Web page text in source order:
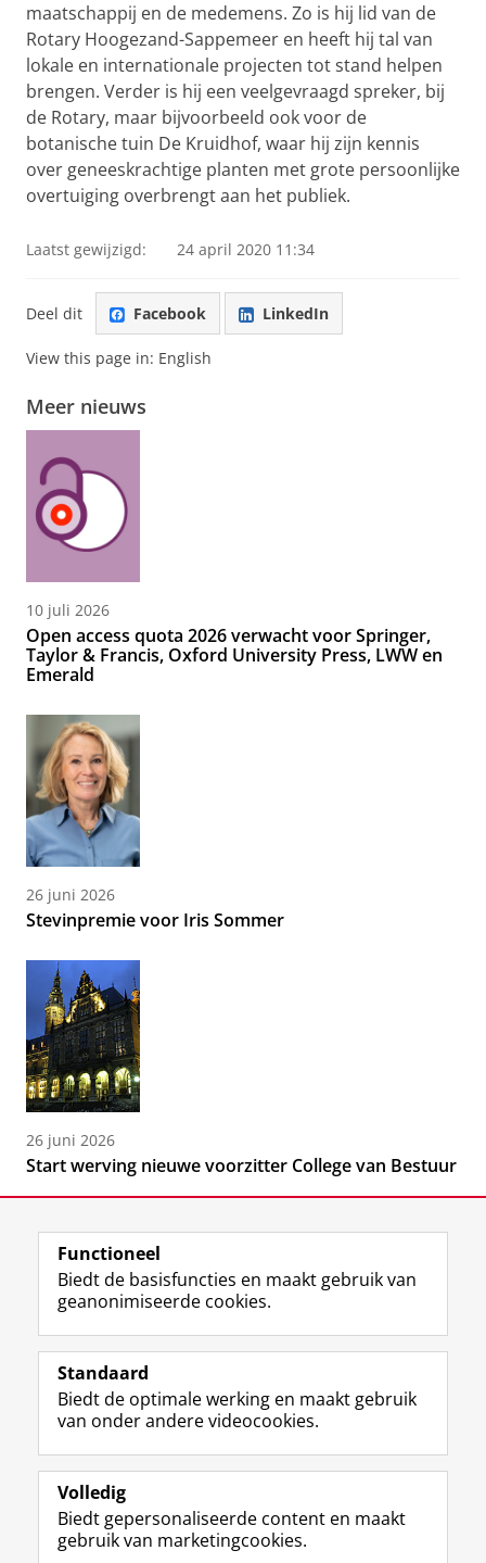
maatschappij en de medemens. Zo is hij lid van de
Rotary Hoogezand-Sappemeer en heeft hij tal van
lokale en internationale projecten tot stand helpen
brengen. Verder is hij een veelgevraagd spreker, bij
de Rotary, maar bijvoorbeeld ook voor de
botanische tuin De Kruidhof, waar hij zijn kennis
over geneeskrachtige planten met grote persoonlijke
overtuiging overbrengt aan het publiek.
Laatst gewijzigd: 24 april 2020 11:34
Deel dit Facebook LinkedIn
View this page in: English
Meer nieuws
10 juli 2026
Open access quota 2026 verwacht voor Springer,
Taylor & Francis, Oxford University Press, LWW en
Emerald
26 juni 2026
Stevinpremie voor Iris Sommer
26 juni 2026
Start werving nieuwe voorzitter College van Bestuur
Volg de RUG
F
a
e
b
o
p
a
L
i
k
e
I
-
p
R
S
-
f
e
R
I
n
t
r
m
Y
o
T
e
k
Studiekiezers
Alumni
Over ons
Functioneel
Biedt de basisfuncties en maakt gebruik van
geanonimiseerde cookies.
Standaard
Biedt de optimale werking en maakt gebruik
van onder andere videocookies.
Volledig
Biedt gepersonaliseerde content en maakt
gebruik van marketingcookies.